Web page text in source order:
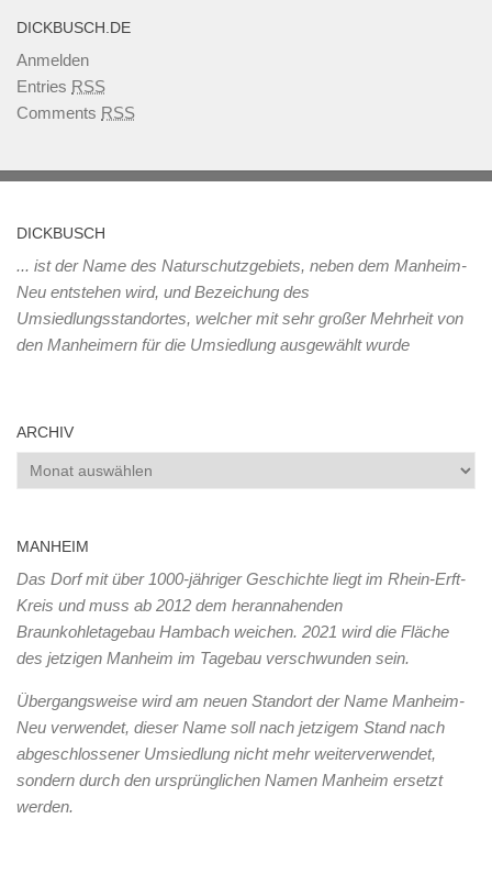
DICKBUSCH.DE
Anmelden
Entries RSS
Comments RSS
DICKBUSCH
... ist der Name des Naturschutzgebiets, neben dem Manheim-
Neu entstehen wird, und Bezeichung des
Umsiedlungsstandortes, welcher mit sehr großer Mehrheit von
den Manheimern für die Umsiedlung ausgewählt wurde
ARCHIV
Archiv
MANHEIM
Das Dorf mit über 1000-jähriger Geschichte liegt im Rhein-Erft-
Kreis und muss ab 2012 dem herannahenden
Braunkohletagebau Hambach weichen. 2021 wird die Fläche
des jetzigen Manheim im Tagebau verschwunden sein.
Übergangsweise wird am neuen Standort der Name Manheim-
Neu verwendet, dieser Name soll nach jetzigem Stand nach
abgeschlossener Umsiedlung nicht mehr weiterverwendet,
sondern durch den ursprünglichen Namen Manheim ersetzt
werden.